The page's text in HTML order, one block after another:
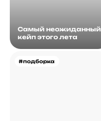
Самый неожиданный
кейп этого лета
#подборка